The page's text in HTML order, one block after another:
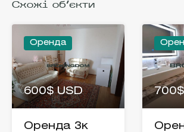
Схожі об'єкти
Оренда
600$ USD
Оренда 3к